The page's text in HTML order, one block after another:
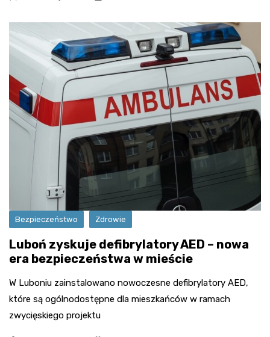
Bezpieczeństwo Zdrowie
Luboń zyskuje defibrylatory AED – nowa
era bezpieczeństwa w mieście
W Luboniu zainstalowano nowoczesne defibrylatory AED,
które są ogólnodostępne dla mieszkańców w ramach
zwycięskiego projektu